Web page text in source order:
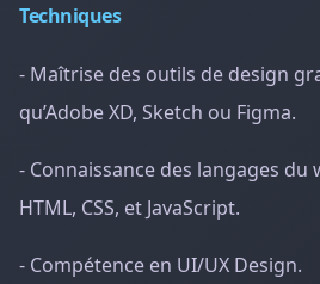
Techniques
- Maîtrise des outils de design
qu’Adobe XD, Sketch ou Figma.
- Connaissance des langages du
HTML, CSS, et JavaScript.
- Compétence en UI/UX Design.